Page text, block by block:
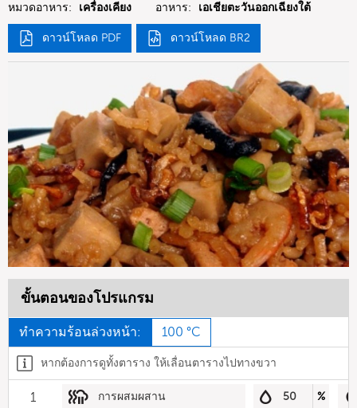
หมวดอาหาร: เครื่องเคียง อาหาร: เอเชียตะวันออกเฉียงใต้
ดาวน์โหลด PDF ดาวน์โหลด BR2
ขั้นตอนของโปรแกรม
ทำความร้อนล่วงหน้า: 100 °C
หากต้องการดูทั้งตาราง ให้เลื่อนตารางไปทางขวา
1 การผสมผสาน 50 %